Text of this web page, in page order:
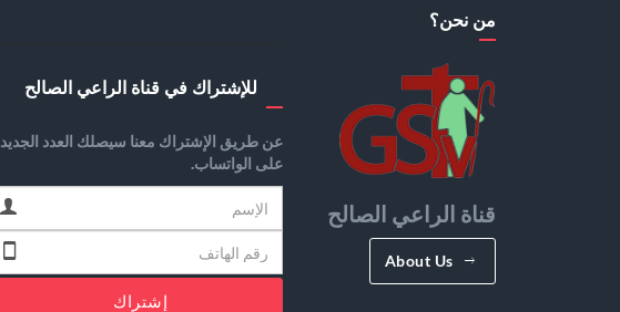
من نحن؟
قناة الراعي الصالح
About Us
للإشتراك في قناة الراعي الصالح
عن طريق الإشتراك معنا سيصلك العدد الجديد
على الواتساب.
إشتراك